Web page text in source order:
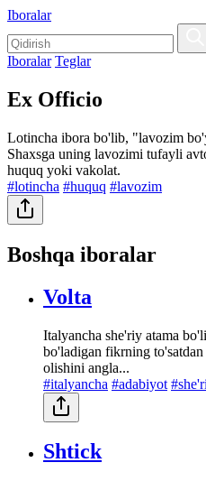
Iboralar
Iboralar Teglar
Ex Officio
Lotincha ibora bo'lib, "lavozim
Shaxsga uning lavozimi tufayli
huquq yoki vakolat.
#lotincha #huquq #lavozim
Boshqa iboralar
Volta
Italyancha she'riy atama
bo'ladigan fikrning
olishini angla...
#italyancha #adabiyot
Shtick